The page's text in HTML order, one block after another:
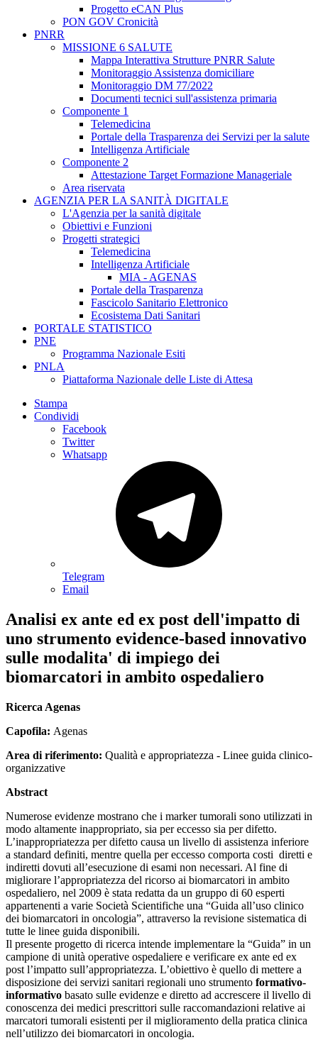
Progetto eCAN Plus
PON GOV Cronicità
PNRR
MISSIONE 6 SALUTE
Mappa Interattiva Strutture PNRR Salute
Monitoraggio Assistenza domiciliare
Monitoraggio DM 77/2022
Documenti tecnici sull'assistenza primaria
Componente 1
Telemedicina
Portale della Trasparenza dei Servizi per la salute
Intelligenza Artificiale
Componente 2
Attestazione Target Formazione Manageriale
Area riservata
AGENZIA PER LA SANITÀ DIGITALE
L'Agenzia per la sanità digitale
Obiettivi e Funzioni
Progetti strategici
Telemedicina
Intelligenza Artificiale
MIA - AGENAS
Portale della Trasparenza
Fascicolo Sanitario Elettronico
Ecosistema Dati Sanitari
PORTALE STATISTICO
PNE
Programma Nazionale Esiti
PNLA
Piattaforma Nazionale delle Liste di Attesa
Stampa
Condividi
Facebook
Twitter
Whatsapp
Telegram
Email
Analisi ex ante ed ex post dell'impatto di
uno strumento evidence-based innovativo
sulle modalita' di impiego dei
biomarcatori in ambito ospedaliero
Ricerca Agenas
Capofila: Agenas
Area di riferimento: Qualità e appropriatezza - Linee guida clinico-
organizzative
Abstract
Numerose evidenze mostrano che i marker tumorali sono utilizzati in
modo altamente inappropriato, sia per eccesso sia per difetto.
L’inappropriatezza per difetto causa un livello di assistenza inferiore
a standard definiti, mentre quella per eccesso comporta costi diretti e
indiretti dovuti all’esecuzione di esami non necessari. Al fine di
migliorare l’appropriatezza del ricorso ai biomarcatori in ambito
ospedaliero, nel 2009 è stata redatta da un gruppo di 60 esperti
appartenenti a varie Società Scientifiche una “Guida all’uso clinico
dei biomarcatori in oncologia”, attraverso la revisione sistematica di
tutte le linee guida disponibili.
Il presente progetto di ricerca intende implementare la “Guida” in un
campione di unità operative ospedaliere e verificare ex ante ed ex
post l’impatto sull’appropriatezza. L’obiettivo è quello di mettere a
disposizione dei servizi sanitari regionali uno strumento formativo-
informativo basato sulle evidenze e diretto ad accrescere il livello di
conoscenza dei medici prescrittori sulle raccomandazioni relative ai
marcatori tumorali esistenti per il miglioramento della pratica clinica
nell’utilizzo dei biomarcatori in oncologia.